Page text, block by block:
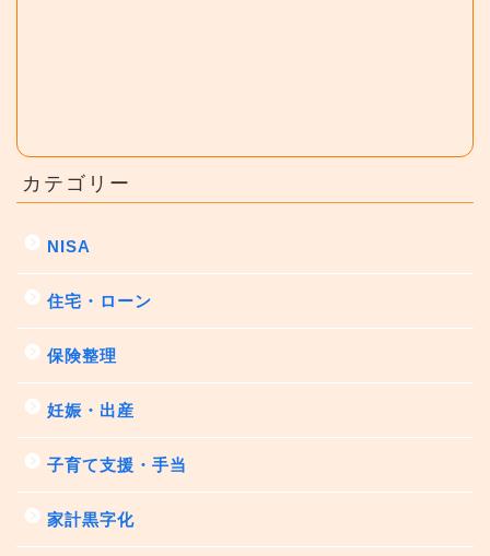
カテゴリー
NISA
住宅・ローン
保険整理
妊娠・出産
子育て支援・手当
家計黒字化